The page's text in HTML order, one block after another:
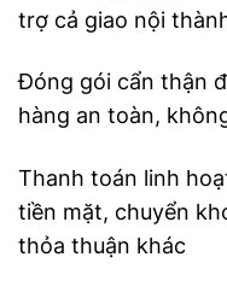
trợ cả giao nội
Đóng gói cẩn thận
hàng an toàn,
Thanh toán linh
tiền mặt, chuyển
thỏa thuận khác